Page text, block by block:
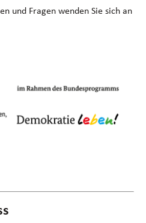
und Fragen wenden Sie sich an